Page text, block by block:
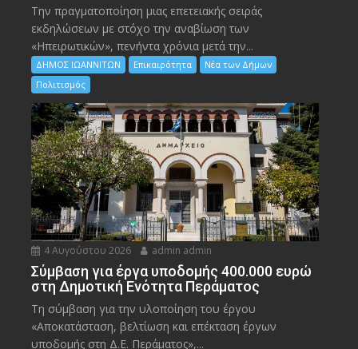
Την πραγματοποίηση μιας επετειακής σειράς
εκδηλώσεων με στόχο την αναβίωση των
«Ηπειρωτικών», πενήντα χρόνια μετά την...
ΔΗΜΟΣ ΙΩΑΝΝΙΤΩΝ Επικαιρότητα
Νέα των Δήμων
Πολιτισμός
4 Αυγούστου 2026 admin admin
Σύμβαση για έργα υποδομής 400.000 ευρώ
στη Δημοτική Ενότητα Περάματος
Τη σύμβαση για την υλοποίηση του έργου
«Αποκατάσταση, βελτίωση και επέκταση έργων
υποδομής στη Δ.Ε. Περάματος»,...